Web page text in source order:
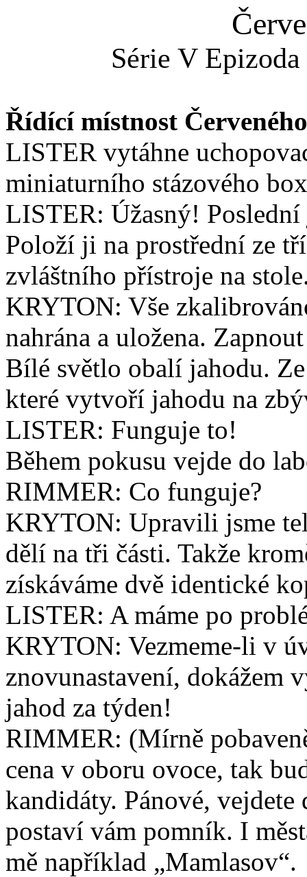
Série V
Řídící místnost
LISTER vytáhne
miniaturního stázového
LISTER: Úžasný!
Položí ji na prostřední ze
zvláštního přístroje na
KRYTON: Vše
nahrána a uložena.
Bílé světlo obalí jahodu.
které vytvoří jahodu na
LISTER: Funguje to!
Během pokusu vejde do
RIMMER: Co funguje?
KRYTON: Upravili jsme
dělí na tři části. Takže
získáváme dvě identické
LISTER: A máme po
KRYTON: Vezmeme-li v
znovunastavení, dokážem
jahod za týden!
RIMMER: (Mírně
cena v oboru ovoce, tak
kandidáty. Pánové,
postaví vám pomník. I
mě například „Mamlasov“.